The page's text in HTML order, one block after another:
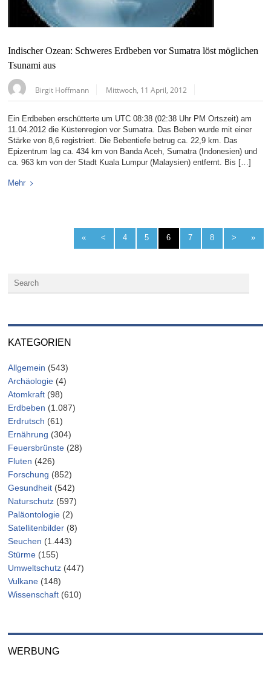
Indischer Ozean: Schweres Erdbeben vor Sumatra löst möglichen
Tsunami aus
Birgit Hoffmann Mittwoch, 11 April, 2012
Ein Erdbeben erschütterte um UTC 08:38 (02:38 Uhr PM Ortszeit) am
11.04.2012 die Küstenregion vor Sumatra. Das Beben wurde mit einer
Stärke von 8,6 registriert. Die Bebentiefe betrug ca. 22,9 km. Das
Epizentrum lag ca. 434 km von Banda Aceh, Sumatra (Indonesien) und
ca. 963 km von der Stadt Kuala Lumpur (Malaysien) entfernt. Bis […]
Mehr
« < 4 5 6 7 8 > »
KATEGORIEN
Allgemein (543)
Archäologie (4)
Atomkraft (98)
Erdbeben (1.087)
Erdrutsch (61)
Ernährung (304)
Feuersbrünste (28)
Fluten (426)
Forschung (852)
Gesundheit (542)
Naturschutz (597)
Paläontologie (2)
Satellitenbilder (8)
Seuchen (1.443)
Stürme (155)
Umweltschutz (447)
Vulkane (148)
Wissenschaft (610)
WERBUNG